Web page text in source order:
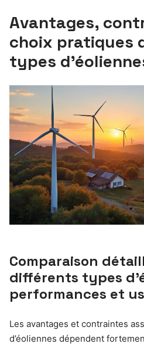
Avantages,
choix pratiques
types
Comparaison
différents types
performances et
Les avantages et contraintes
d’éoliennes dépendent